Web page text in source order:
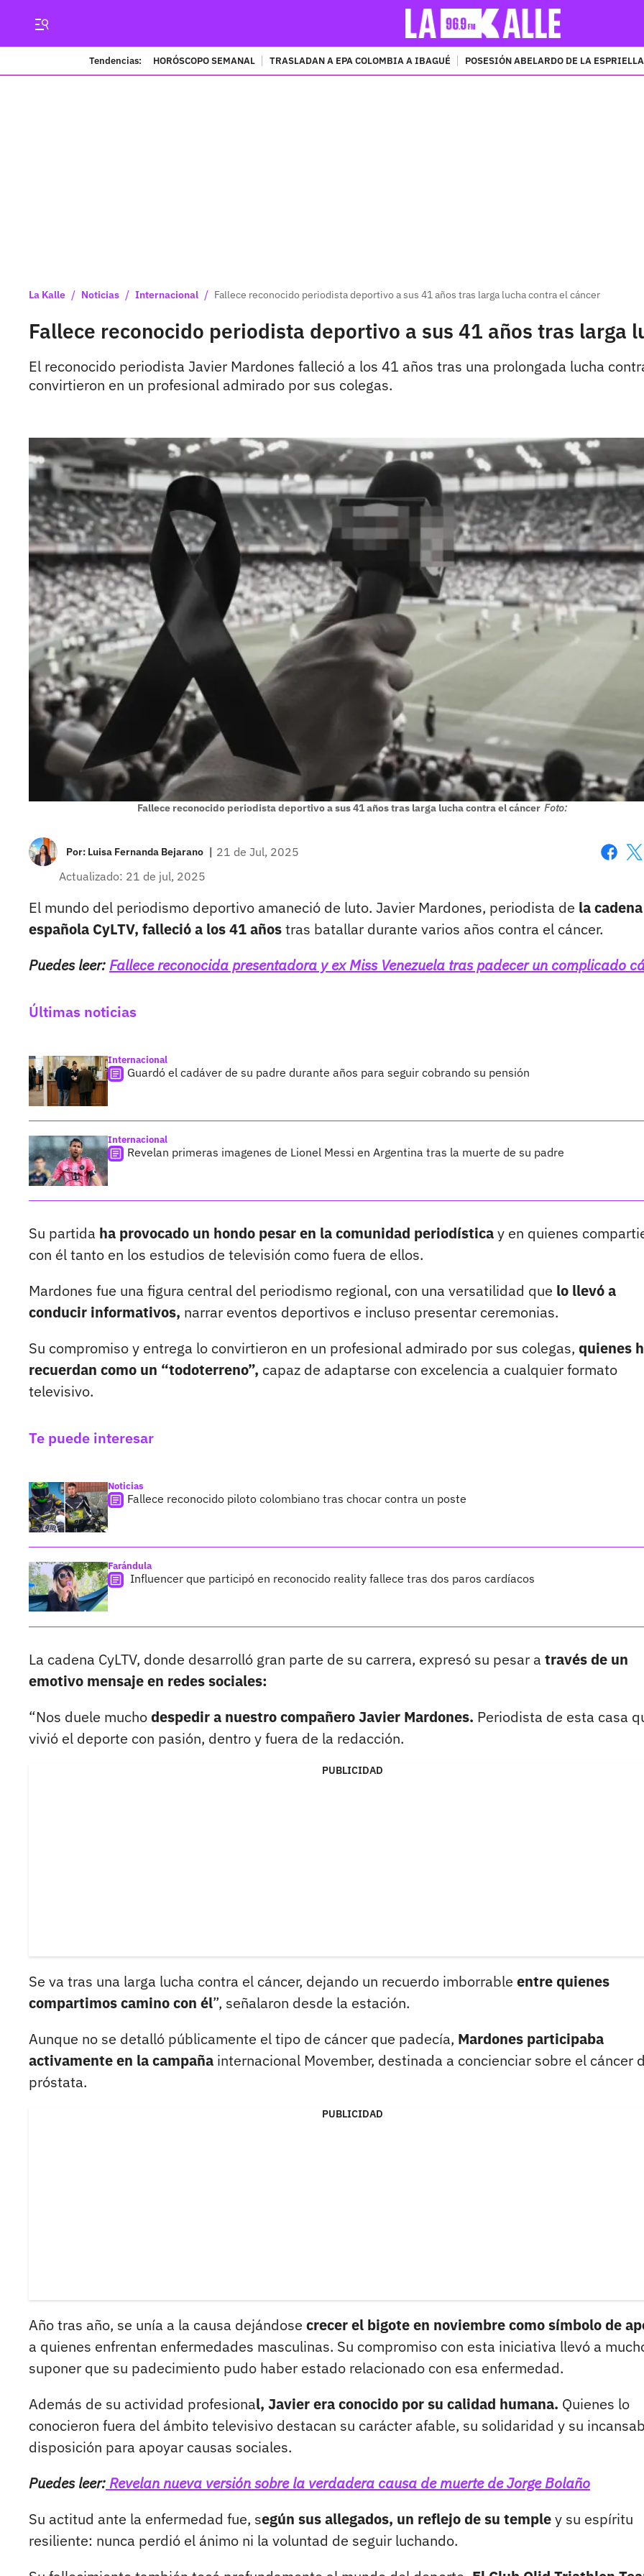
Tendencias: HORÓSCOPO SEMANAL TRASLADAN A EPA COLOMBIA A IBAGUÉ POSESIÓN ABELARDO DE LA ESPRIELLA
La Kalle / Noticias / Internacional / Fallece reconocido periodista deportivo a sus 41 años tras larga lucha contra el cáncer
Fallece reconocido periodista deportivo a sus 41 años tras larga
El reconocido periodista Javier Mardones falleció a los 41 años tras una prolongada lucha
convirtieron en un profesional admirado por sus colegas.
Fallece reconocido periodista deportivo a sus 41 años tras larga lucha contra el cáncer Foto:
Por: Luisa Fernanda Bejarano | 21 de Jul, 2025
Actualizado: 21 de jul, 2025
El mundo del periodismo deportivo amaneció de luto. Javier Mardones, periodista de la cadena
española CyLTV, falleció a los 41 añostras batallar durante varios años contra el cáncer.
Puedes leer:Fallece reconocida presentadora y ex Miss Venezuela tras padecer un complicado
Últimas noticias
Internacional
Guardó el cadáver de su padre durante años para seguir cobrando su pensión
Internacional
Revelan primeras imagenes de Lionel Messi en Argentina tras la muerte de su padre
Su partida ha provocado un hondo pesar en la comunidad periodísticay en quienes
con él tanto en los estudios de televisión como fuera de ellos.
Mardones fue una figura central del periodismo regional, con una versatilidad que lo llevó a
conducir informativos, narrar eventos deportivos e incluso presentar ceremonias.
Su compromiso y entrega lo convirtieron en un profesional admirado por sus colegas, quienes
recuerdan como un “todoterreno”, capaz de adaptarse con excelencia a cualquier formato
televisivo.
Te puede interesar
Noticias
Fallece reconocido piloto colombiano tras chocar contra un poste
Farándula
Influencer que participó en reconocido reality fallece tras dos paros cardíacos
La cadena CyLTV, donde desarrolló gran parte de su carrera, expresó su pesar a través de un
emotivo mensaje en redes sociales:
“Nos duele muchodespedir a nuestro compañero Javier Mardones. Periodista de esta casa
vivió el deporte con pasión, dentro y fuera de la redacción.
PUBLICIDAD
Se va tras una larga lucha contra el cáncer, dejando un recuerdo imborrable entre quienes
compartimos camino con él”, señalaron desde la estación.
Aunque no se detalló públicamente el tipo de cáncer que padecía, Mardones participaba
activamente en la campaña internacional Movember, destinada a concienciar sobre el cáncer
próstata.
PUBLICIDAD
Año tras año, se unía a la causa dejándose crecer el bigote en noviembre como símbolo de
a quienes enfrentan enfermedades masculinas. Su compromiso con esta iniciativa llevó a
suponer que su padecimiento pudo haber estado relacionado con esa enfermedad.
Además de su actividad profesional, Javier era conocido por su calidad humana. Quienes lo
conocieron fuera del ámbito televisivo destacan su carácter afable, su solidaridad y su
disposición para apoyar causas sociales.
Puedes leer:Revelan nueva versión sobre la verdadera causa de muerte de Jorge Bolaño
Su actitud ante la enfermedad fue, según sus allegados, un reflejo de su templey su espíritu
resiliente: nunca perdió el ánimo ni la voluntad de seguir luchando.